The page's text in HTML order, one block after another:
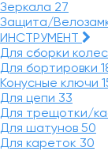
Зеркала 27
Защита/
ИНСТРУМЕНТ
Для сборки колес
Для бортировки
Конусные ключи
Для цепи 33
Для трещотки/
Для шатунов 50
Для кареток 30